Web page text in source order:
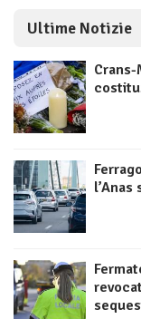
Ultime Notizie